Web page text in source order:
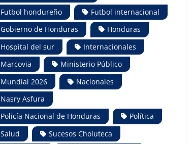
Futbol hondureño
Futbol internacional
Gobierno de Honduras
Honduras
Hospital del sur
Internacionales
Marcovia
Ministerio Público
Mundial 2026
Nacionales
Nasry Asfura
Policía Nacional de Honduras
Política
Salud
Sucesos Choluteca